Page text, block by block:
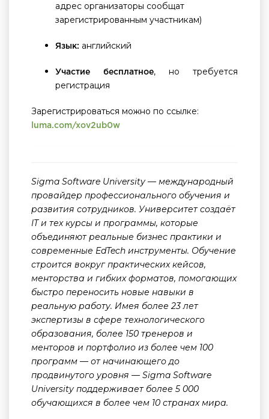
адрес организаторы сообщат
зарегистрированным участникам)
Язык: английский
Участие бесплатное, но требуется
регистрация
Зарегистрироваться можно по ссылке:
luma.com/xov2ub0w
Sigma Software University — международный
провайдер профессионального обучения и
развития сотрудников. Университет создаёт
IT и тех курсы и программы, которые
объединяют реальные бизнес практики и
современные EdTech инструменты. Обучение
строится вокруг практических кейсов,
менторства и гибких форматов, помогающих
быстро переносить новые навыки в
реальную работу. Имея более 23 лет
экспертизы в сфере технологического
образования, более 150 тренеров и
менторов и портфолио из более чем 100
программ — от начинающего до
продвинутого уровня — Sigma Software
University поддерживает более 5 000
обучающихся в более чем 10 странах мира.